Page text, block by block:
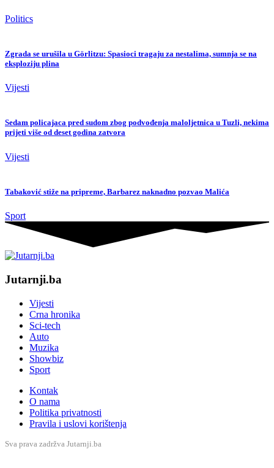
Politics
Zgrada se urušila u Görlitzu: Spasioci tragaju za nestalima, sumnja se na
eksploziju plina
Vijesti
Sedam policajaca pred sudom zbog podvođenja maloljetnica u Tuzli, nekima
prijeti više od deset godina zatvora
Vijesti
Tabaković stiže na pripreme, Barbarez naknadno pozvao Malića
Sport
Jutarnji.ba
Vijesti
Crna hronika
Sci-tech
Auto
Muzika
Showbiz
Sport
Kontak
O nama
Politika privatnosti
Pravila i uslovi korištenja
Sva prava zadržva Jutarnji.ba